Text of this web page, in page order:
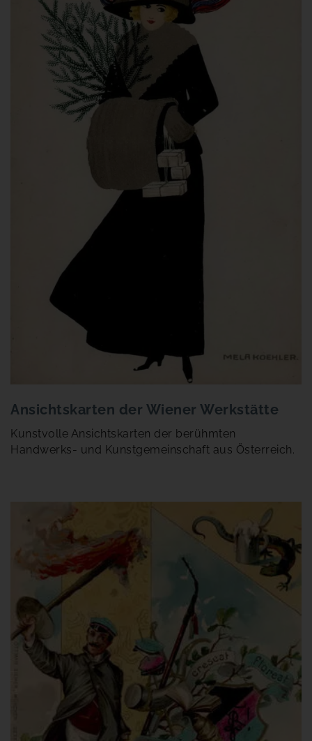
Ansichtskarten der Wiener Werkstätte
Kunstvolle Ansichtskarten der berühmten
Handwerks- und Kunstgemeinschaft aus Österreich.